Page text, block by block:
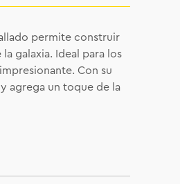
permite construir
galaxia. Ideal para los
Con su
agrega un toque de la